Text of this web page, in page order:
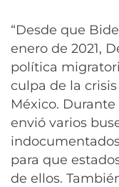
“Desde que
enero de 2021,
política
culpa de la
México.
envió varios
para que
de ellos.